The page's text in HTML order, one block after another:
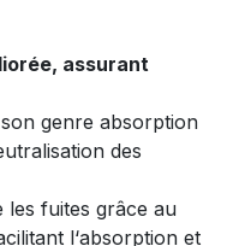
assurant
genre absorption
des
fuites grâce au
l‘absorption et